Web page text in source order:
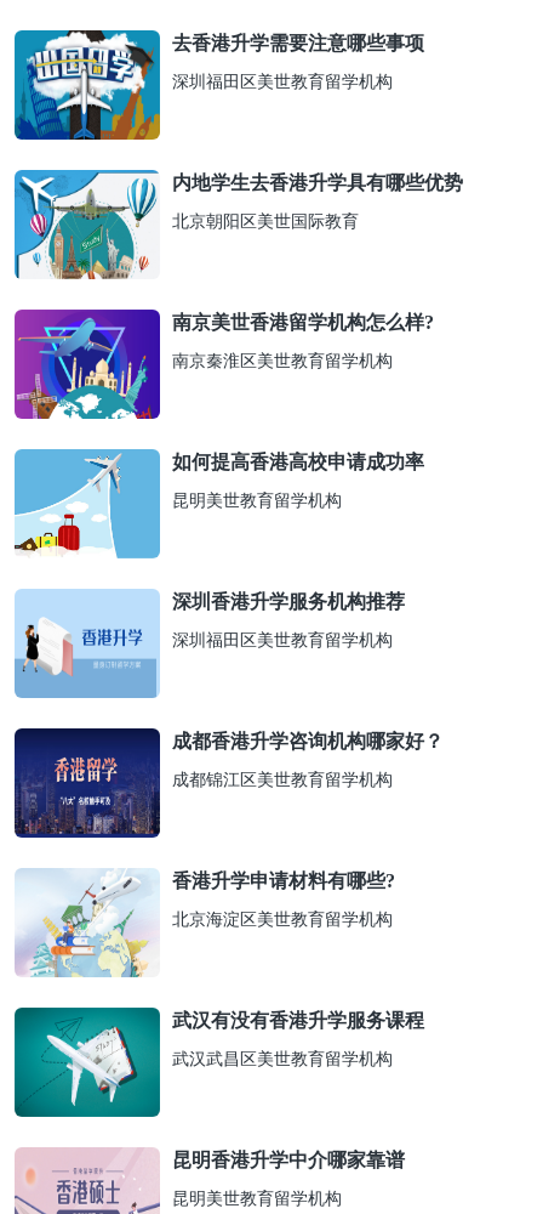
去香港升学需要注意哪些事项
深圳福田区美世教育留学机构
内地学生去香港升学具有哪些优势
北京朝阳区美世国际教育
南京美世香港留学机构怎么样?
南京秦淮区美世教育留学机构
如何提高香港高校申请成功率
昆明美世教育留学机构
深圳香港升学服务机构推荐
深圳福田区美世教育留学机构
成都香港升学咨询机构哪家好？
成都锦江区美世教育留学机构
香港升学申请材料有哪些?
北京海淀区美世教育留学机构
武汉有没有香港升学服务课程
武汉武昌区美世教育留学机构
昆明香港升学中介哪家靠谱
昆明美世教育留学机构